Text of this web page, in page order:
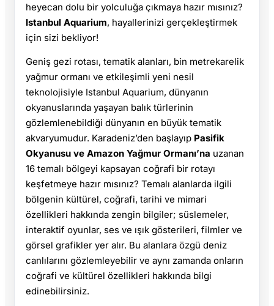
heyecan dolu bir yolculuğa çıkmaya hazır mısınız?
Istanbul Aquarium, hayallerinizi gerçekleştirmek
için sizi bekliyor!
Geniş gezi rotası, tematik alanları, bin metrekarelik
yağmur ormanı ve etkileşimli yeni nesil
teknolojisiyle Istanbul Aquarium, dünyanın
okyanuslarında yaşayan balık türlerinin
gözlemlenebildiği dünyanın en büyük tematik
akvaryumudur. Karadeniz’den başlayıp Pasifik
Okyanusu ve Amazon Yağmur Ormanı’na uzanan
16 temalı bölgeyi kapsayan coğrafi bir rotayı
keşfetmeye hazır mısınız? Temalı alanlarda ilgili
bölgenin kültürel, coğrafi, tarihi ve mimari
özellikleri hakkında zengin bilgiler; süslemeler,
interaktif oyunlar, ses ve ışık gösterileri, filmler ve
görsel grafikler yer alır. Bu alanlara özgü deniz
canlılarını gözlemleyebilir ve aynı zamanda onların
coğrafi ve kültürel özellikleri hakkında bilgi
edinebilirsiniz.